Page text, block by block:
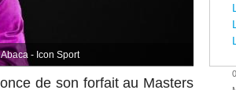
- Icon Sport
de son forfait au Masters